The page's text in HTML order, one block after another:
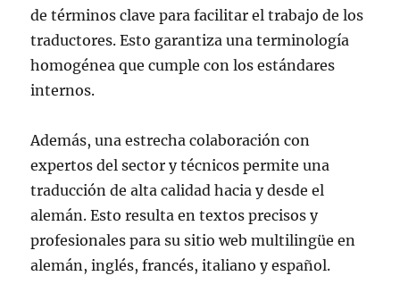
de términos clave para facilitar el trabajo de los
traductores. Esto garantiza una terminología
homogénea que cumple con los estándares
internos.
Además, una estrecha colaboración con
expertos del sector y técnicos permite una
traducción de alta calidad hacia y desde el
alemán. Esto resulta en textos precisos y
profesionales para su sitio web multilingüe en
alemán, inglés, francés, italiano y español.